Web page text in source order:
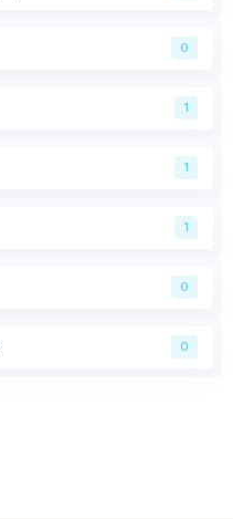
0
1
1
1
0
0